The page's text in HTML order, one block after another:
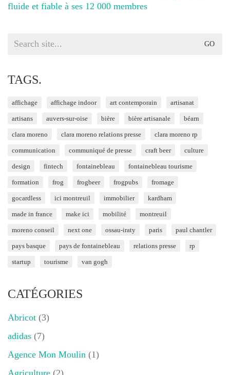
fluide et fiable à ses 12 000 membres
Search
TAGS.
affichage affichage indoor art contemporain artisanat
artisans auvers-sur-oise bière bière artisanale béarn
clara moreno clara moreno relations presse clara moreno rp
communication communiqué de presse craft beer culture
design fintech fontainebleau fontainebleau tourisme
formation frog frogbeer frogpubs fromage
gocardless ici montreuil immobilier kardham
made in france make ici mobilité montreuil
moreno conseil next one ossau-iraty paris paul chantler
pays basque pays de fontainebleau relations presse rp
startup tourisme van gogh
CATÉGORIES
Abricot (3)
adidas (7)
Agence Mon Moulin (1)
Agriculture (2)